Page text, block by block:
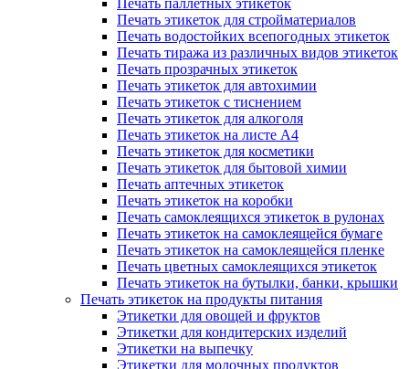
Печать паллетных этикеток
Печать этикеток для стройматериалов
Печать водостойких всепогодных этикеток
Печать тиража из различных видов этикеток
Печать прозрачных этикеток
Печать этикеток для автохимии
Печать этикеток с тиснением
Печать этикеток для алкоголя
Печать этикеток на листе А4
Печать этикеток для косметики
Печать этикеток для бытовой химии
Печать аптечных этикеток
Печать этикеток на коробки
Печать самоклеящихся этикеток в рулонах
Печать этикеток на самоклеящейся бумаге
Печать этикеток на самоклеящейся пленке
Печать цветных самоклеящихся этикеток
Печать этикеток на бутылки, банки, крышки
Печать этикеток на продукты питания
Этикетки для овощей и фруктов
Этикетки для кондитерских изделий
Этикетки на выпечку
Этикетки для молочных продуктов